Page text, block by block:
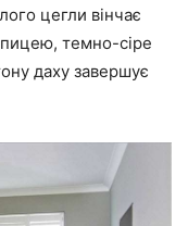
цегли вінчає
темно-сіре
даху завершує